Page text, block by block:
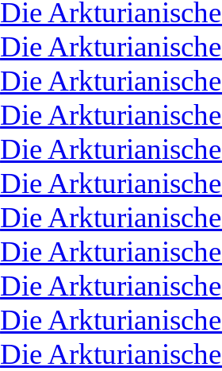
Die
Die
Die
Die
Die
Die
Die
Die
Die
Die
Die